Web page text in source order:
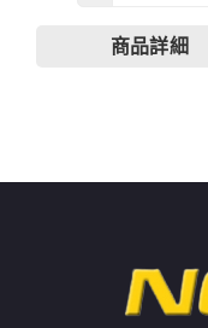
商品詳細